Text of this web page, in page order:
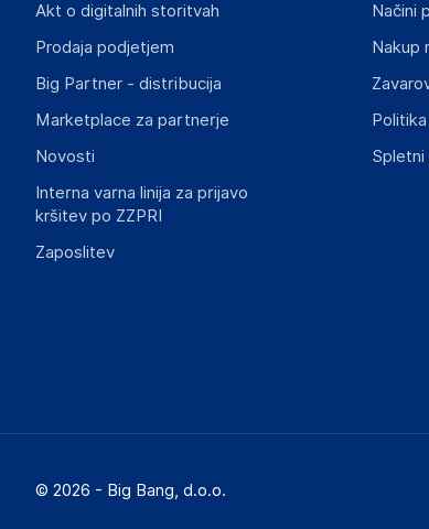
Akt o digitalnih storitvah
Prodaja podjetjem
Big Partner - distribucija
Marketplace za partnerje
Novosti
Interna varna linija za prijavo
kršitev po ZZPRI
Zaposlitev
Načini
Nakup
© 2026 - Big Bang, d.o.o.